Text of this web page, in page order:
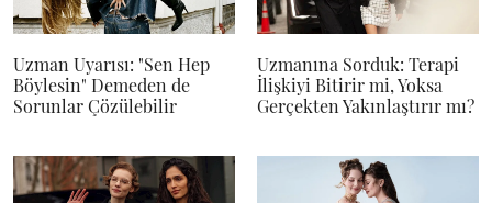
Uzman Uyarısı: "Sen Hep
Böylesin" Demeden de
Sorunlar Çözülebilir
Uzmanına Sorduk: Terapi
İlişkiyi Bitirir mi, Yoksa
Gerçekten Yakınlaştırır mı?